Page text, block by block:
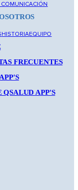
HISTORIAEQUIPO
FRECUENTES
QSALUD APP'S